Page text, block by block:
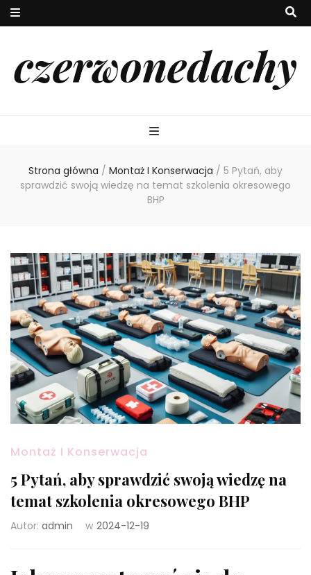
czerwonedachy
Strona główna / Montaż I Konserwacja / 5 Pytań, aby
sprawdzić swoją wiedzę na temat szkolenia okresowego
BHP
Montaż I Konserwacja
5 Pytań, aby sprawdzić swoją wiedzę na
temat szkolenia okresowego BHP
Autor: admin w 2024-12-19